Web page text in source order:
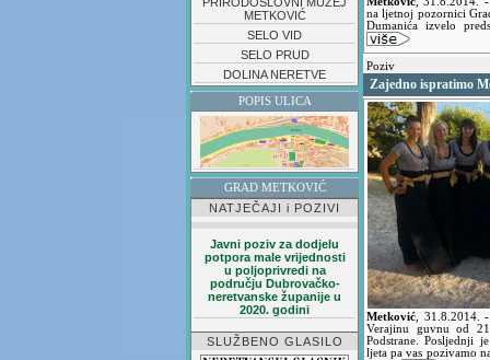
METKOVIĆ
SELO VID
SELO PRUD
DOLINA NERETVE
POPIS ULICA
GRAD METKOVIĆ
NATJEČAJI i POZIVI
Javni poziv za dodjelu
potpora male vrijednosti
u poljoprivredi na
području Dubrovačko-
neretvanske županije u
2020. godini
SLUŽBENO GLASILO
na ljetnoj pozornici
Dumanića izvelo
Poziv
Zajedno ispratimo
Metković 31.8.2014.
Verajinu guvnu od
Podstrane. Posljednji
ljeta pa vas pozivamo